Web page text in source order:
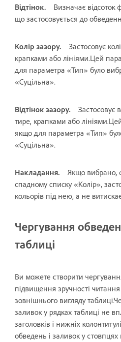
Відтінок.
Визначає відсоток
що застосовується до
Колір зазору.
Застосовує
крапками або лініями.Цей
для параметра «Тип» було
«Суцільна».
Відтінок зазору.
Застосовує
тире, крапками або
якщо для параметра «Тип»
«Суцільна».
Накладання.
Якщо вибрано,
спадному списку «Колір»,
кольорів під нею, а не
Чергування
таблиці
Ви можете створити
підвищення зручності
зовнішнього вигляду
заливок у рядках таблиці не
заголовків і нижніх
обведень і заливок у